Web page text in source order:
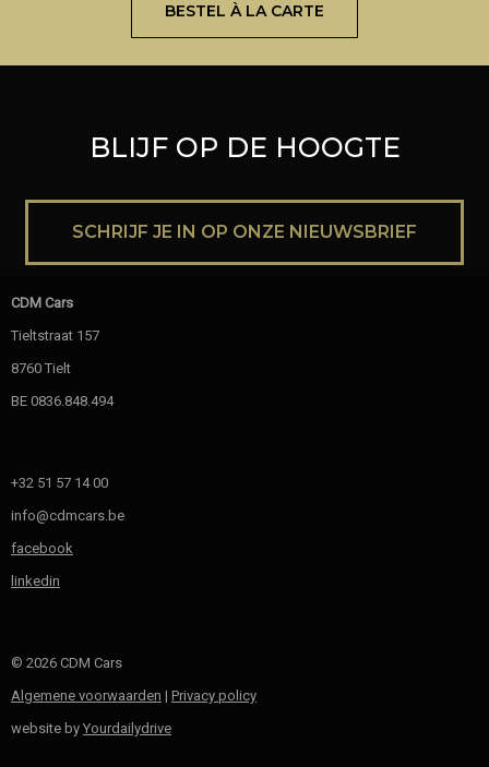
BESTEL À LA CARTE
BLIJF OP DE HOOGTE
SCHRIJF JE IN OP ONZE NIEUWSBRIEF
CDM Cars
Tieltstraat 157
8760 Tielt
BE 0836.848.494
+32 51 57 14 00
info@cdmcars.be
facebook
linkedin
© 2026 CDM Cars
Algemene voorwaarden | Privacy policy
website by Yourdailydrive